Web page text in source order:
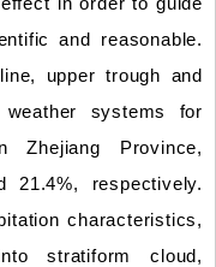
and reasonable.
upper trough and
systems for
Zhejiang Province,
21.4%, respectively.
characteristics,
stratiform cloud,